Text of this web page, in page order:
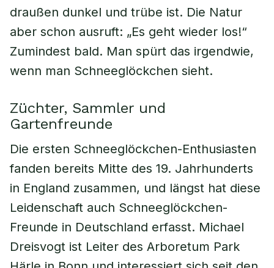
draußen dunkel und trübe ist. Die Natur
aber schon ausruft: „Es geht wieder los!“
Zumindest bald. Man spürt das irgendwie,
wenn man Schneeglöckchen sieht.
Züchter, Sammler und
Gartenfreunde
Die ersten Schneeglöckchen-Enthusiasten
fanden bereits Mitte des 19. Jahrhunderts
in England zusammen, und längst hat diese
Leidenschaft auch Schneeglöckchen-
Freunde in Deutschland erfasst. Michael
Dreisvogt ist Leiter des Arboretum Park